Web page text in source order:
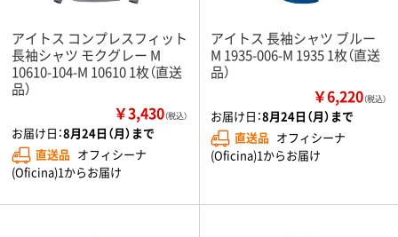
アイトス コンプレスフィット
長袖シャツ モクグレー M
10610-104-M 10610 1枚（直送
品）
￥3,430（税込）
お届け日：8月24日（月）まで
直送品 オフィシーナ
(Oficina)1からお届け
アイトス 長袖シャツ ブルー
M 1935-006-M 1935 1枚（直送
品）
￥6,220（税込）
お届け日：8月24日（月）まで
直送品 オフィシーナ
(Oficina)1からお届け